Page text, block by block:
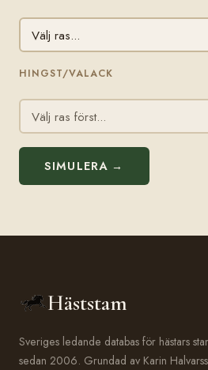
HINGST/VALACK
SIMULERA →
Häststam
Sveriges ledande databas för hästars
sedan 2006. Grundad av Karin